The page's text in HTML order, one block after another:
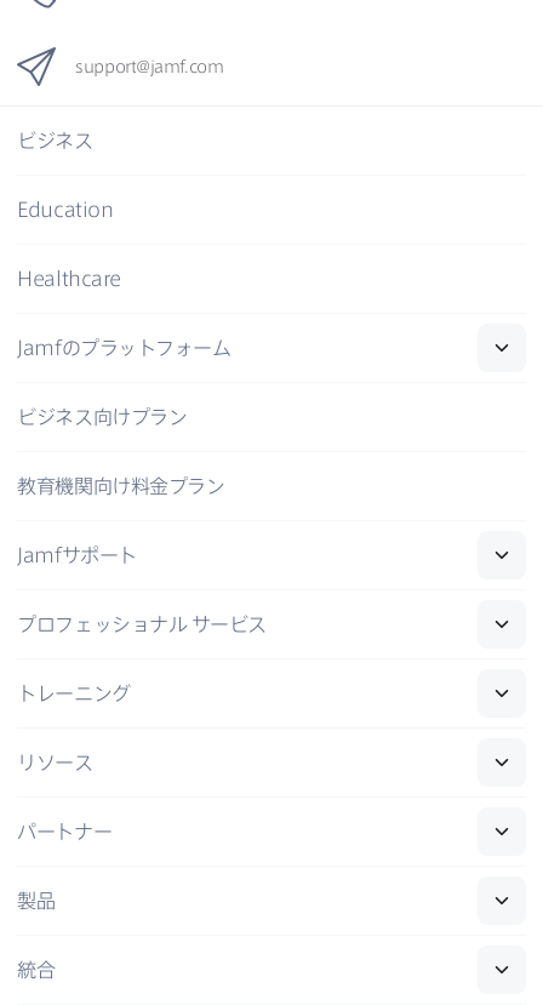
support@jamf. com
ビジネス
Education
Healthcare
Jamfの​プラットフォーム
ビジネス向けプラン
教育機関向け料金プラン
Jamfサポート
プロフェッショナル サービス
トレーニング
リソース
パートナー
製品
統合